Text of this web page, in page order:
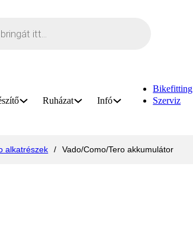
Ruházat Infó
Bikefitting
Szerviz
alkatrészek / Vado/Como/Tero akkumulátor